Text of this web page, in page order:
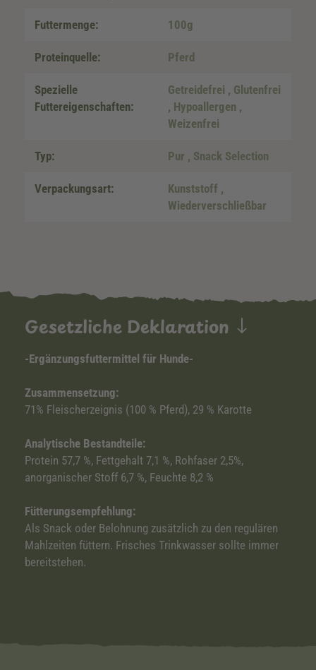
Futtermenge: 100g
Proteinquelle: Pferd
Spezielle
Futtereigenschaften:
Getreidefrei , Glutenfrei
, Hypoallergen ,
Weizenfrei
Typ: Pur , Snack Selection
Verpackungsart: Kunststoff ,
Wiederverschließbar
Gesetzliche Deklaration
-Ergänzungsfuttermittel für Hunde-
Zusammensetzung:
71% Fleischerzeignis (100 % Pferd), 29 % Karotte
Analytische Bestandteile:
Protein 57,7 %, Fettgehalt 7,1 %, Rohfaser 2,5%,
anorganischer Stoff 6,7 %, Feuchte 8,2 %
Fütterungsempfehlung:
Als Snack oder Belohnung zusätzlich zu den regulären
Mahlzeiten füttern. Frisches Trinkwasser sollte immer
bereitstehen.